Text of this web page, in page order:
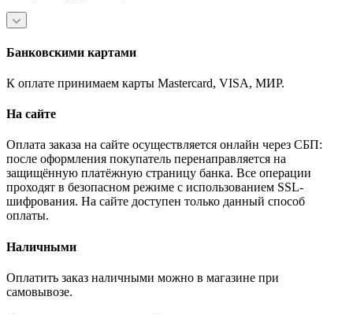
Банковскими картами
К оплате принимаем карты Mastercard, VISA, МИР.
На сайте
Оплата заказа на сайте осуществляется онлайн через СБП:
после оформления покупатель перенаправляется на
защищённую платёжную страницу банка. Все операции
проходят в безопасном режиме с использованием SSL-
шифрования. На сайте доступен только данный способ
оплаты.
Наличными
Оплатить заказ наличными можно в магазине при
самовывозе.